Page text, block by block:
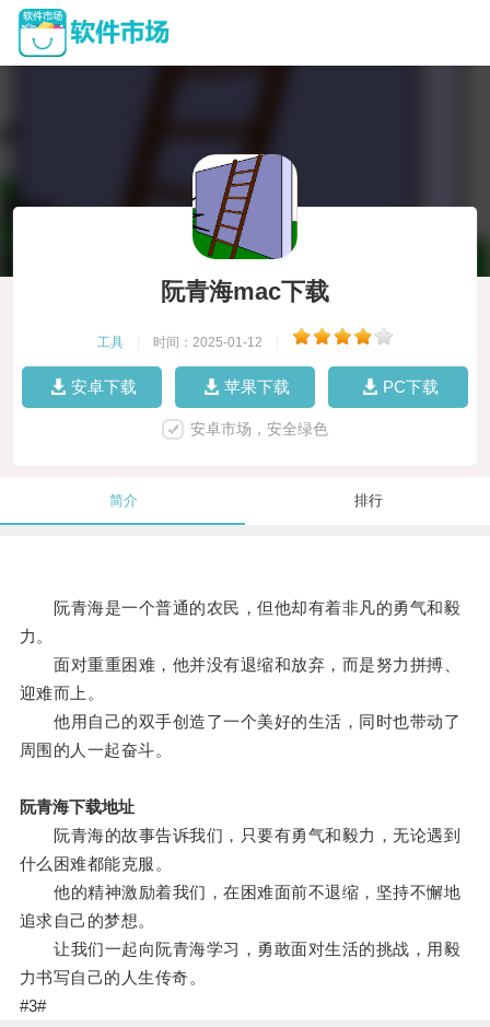
阮青海mac下载
工具 时间：2025-01-12
安卓下载 苹果下载 PC下载
安卓市场，安全绿色
简介 排行
阮青海是一个普通的农民，但他却有着非凡的勇气和毅
力。
面对重重困难，他并没有退缩和放弃，而是努力拼搏、
迎难而上。
他用自己的双手创造了一个美好的生活，同时也带动了
周围的人一起奋斗。
阮青海下载地址
阮青海的故事告诉我们，只要有勇气和毅力，无论遇到
什么困难都能克服。
他的精神激励着我们，在困难面前不退缩，坚持不懈地
追求自己的梦想。
让我们一起向阮青海学习，勇敢面对生活的挑战，用毅
力书写自己的人生传奇。
#3#